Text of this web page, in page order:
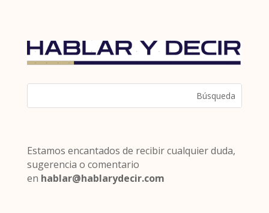
Estamos encantados de recibir cualquier duda,
sugerencia o comentario
en hablar@hablarydecir.com